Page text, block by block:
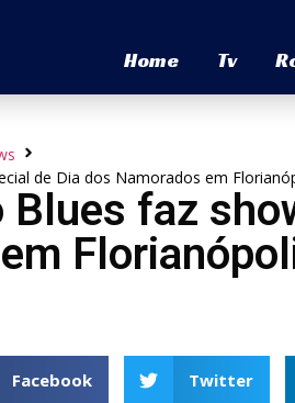
Home Tv
de Dia dos Namorados em
Blues faz
Facebook Twitter